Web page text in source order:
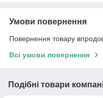
Умови повернення
Повернення товару
Всі умови повернення
Подібні товари